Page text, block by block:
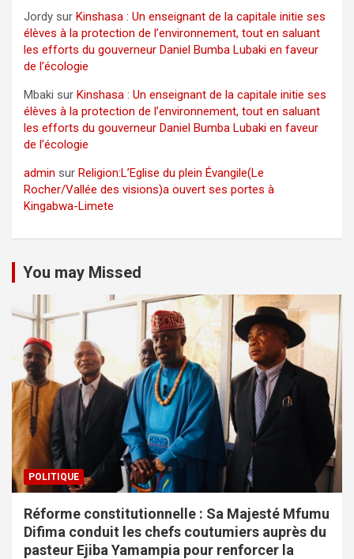
Jordy sur Kinshasa : Un enseignant de la capitale initie ses
élèves à la protection de l’environnement, tout en saluant
les efforts du gouverneur Daniel Bumba Lubaki en faveur
de l’écologie
Mbaki sur Kinshasa : Un enseignant de la capitale initie ses
élèves à la protection de l’environnement, tout en saluant
les efforts du gouverneur Daniel Bumba Lubaki en faveur
de l’écologie
admin sur Religion:L’Eglise du plein Évangile(Le
Rocher/Vallée des visions)a ouvert ses portes à
Kingabwa-Limete
You may Missed
POLITIQUE
Réforme constitutionnelle : Sa Majesté Mfumu
Difima conduit les chefs coutumiers auprès du
pasteur Ejiba Yamampia pour renforcer la